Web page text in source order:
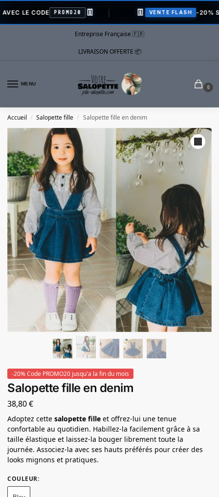
CODE PROMO20 👖 VENTE FLASH -20% SUR
Entreprise Française 🇫🇷
LIVRAISON OFFERTE 📦
MENU
0
Accueil / Salopette fille / Salopette fille en denim
-20% Code PROMO20 jusqu'a la fin du mois
Salopette fille en denim
38,80€
Adoptez cette salopette fille et offrez-lui une tenue
confortable au quotidien. Habillez-la facilement grâce à sa
taille élastique et laissez-la bouger librement toute la
journée. Associez-la avec ses hauts préférés pour créer des
looks mignons et pratiques.
COULEUR: